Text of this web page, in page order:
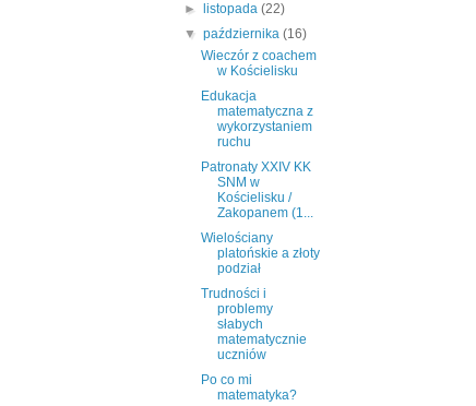
►
listopada(22)
▼października(16)
Wieczór z coachem
w Kościelisku
Edukacja
matematyczna z
wykorzystaniem
ruchu
Patronaty XXIV KK
SNM w
Kościelisku /
Zakopanem (1...
Wielościany
platońskie a złoty
podział
Trudności i
problemy
słabych
matematycznie
uczniów
Po co mi
matematyka?